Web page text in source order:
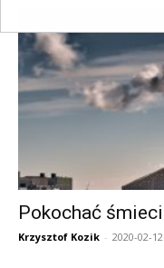
Pokochać
Krzysztof Kozik - 2020-02-12